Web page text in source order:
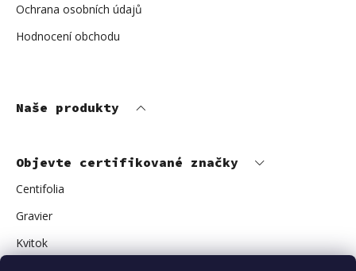
Ochrana osobních údajů
Hodnocení obchodu
Naše produkty
Objevte certifikované značky
Centifolia
Gravier
Kvitok